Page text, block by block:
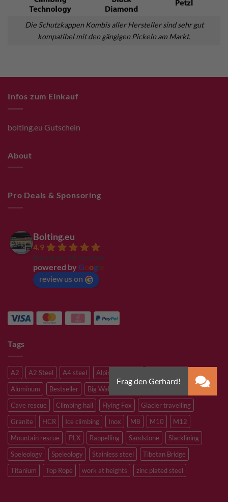
Die Schutzkappen Kombis aller Hersteller sind sehr gut
kompatibel mit den gängigen Pickeln am Markt.
Infos zum Einkauf
bolting.eu Gutschein
About
Pro Deals & Sponsoring
Bolting.eu
4.9
Based on 94 reviews
powered by G ogl
review us on
Tags
A2 A2 Steel A4 steel Alpine climbing
Aluminum
Bestseller Big Wall Climbing
Cave rescue
Climbing hall Flying Fox
Glacier travelling
Granite
HCR Ice climbing Inox M8 M10
M12
Mountain rescue
PLX Rappelling Sandstone
Slacklining
Speleology
Speleology Stainless steel
Tibetan Bridge
Titanium
Top Rope work at heights zinc plated steel